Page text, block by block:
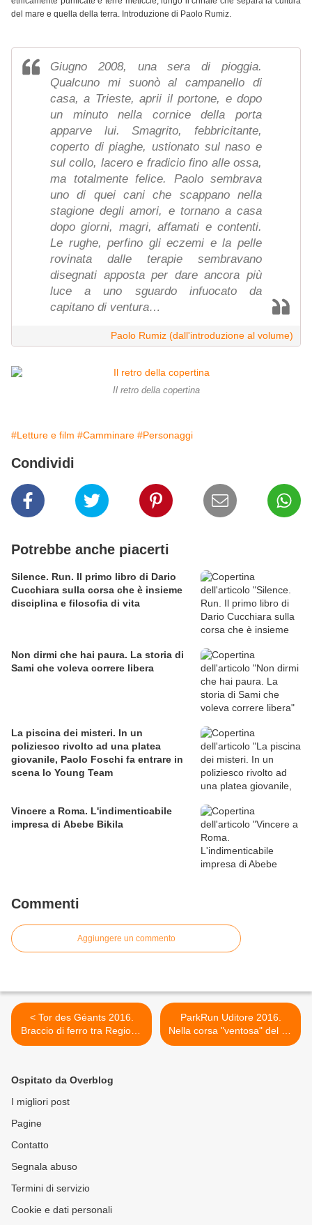
del mare e quella della terra. Introduzione di Paolo Rumiz.
Giugno 2008, una sera di pioggia.
Qualcuno mi suonò al campanello di
casa, a Trieste, aprii il portone, e dopo
un minuto nella cornice della porta
apparve lui. Smagrito, febbricitante,
coperto di piaghe, ustionato sul naso e
sul collo, lacero e fradicio fino alle ossa,
ma totalmente felice. Paolo sembrava
uno di quei cani che scappano nella
stagione degli amori, e tornano a casa
dopo giorni, magri, affamati e contenti.
Le rughe, perfino gli eczemi e la pelle
rovinata dalle terapie sembravano
disegnati apposta per dare ancora più
luce a uno sguardo infuocato da
capitano di ventura…
Paolo Rumiz (dall'introduzione al volume)
Il retro della copertina
#Letture e film #Camminare #Personaggi
Condividi
Potrebbe anche piacerti
Silence. Run. Il primo libro di Dario
Cucchiara sulla corsa che è insieme
disciplina e filosofia di vita
Non dirmi che hai paura. La storia di
Sami che voleva correre libera
La piscina dei misteri. In un
poliziesco rivolto ad una platea
giovanile, Paolo Foschi fa entrare in
scena lo Young Team
Vincere a Roma. L'indimenticabile
impresa di Abebe Bikila
Commenti
Aggiungere un commento
< Tor des Géants 2016.
Braccio di ferro tra Regione
Val d'Aosta e VDA Trailers.
ParkRun Uditore 2016.
Nella corsa "ventosa" del 13
febbraio, pochi ma buoni >
Ospitato da Overblog
I migliori post
Pagine
Contatto
Segnala abuso
Termini di servizio
Cookie e dati personali